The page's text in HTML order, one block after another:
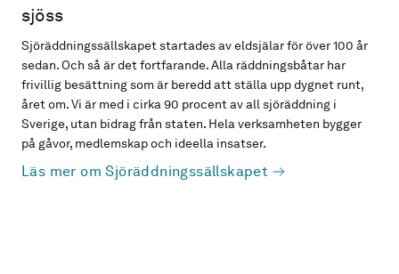
sjöss
Sjöräddningssällskapet startades av eldsjälar för över 100 år
sedan. Och så är det fortfarande. Alla räddningsbåtar har
frivillig besättning som är beredd att ställa upp dygnet runt,
året om. Vi är med i cirka 90 procent av all sjöräddning i
Sverige, utan bidrag från staten. Hela verksamheten bygger
på gåvor, medlemskap och ideella insatser.
Läs mer om Sjöräddningssällskapet